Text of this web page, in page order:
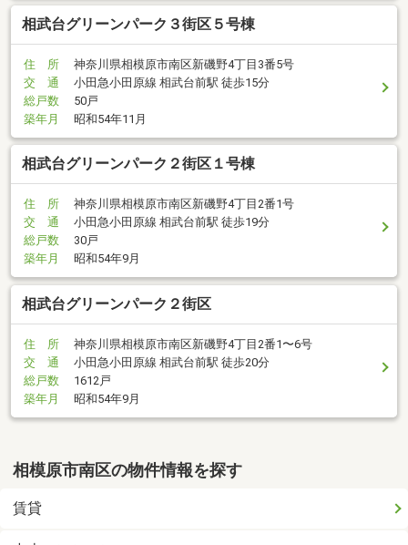
相武台グリーンパーク３街区５号棟
住 所
神奈川県相模原市南区新磯野4丁目3番5号
交 通
小田急小田原線 相武台前駅 徒歩15分
総戸数
50戸
築年月
昭和54年11月
相武台グリーンパーク２街区１号棟
住 所
神奈川県相模原市南区新磯野4丁目2番1号
交 通
小田急小田原線 相武台前駅 徒歩19分
総戸数
30戸
築年月
昭和54年9月
相武台グリーンパーク２街区
住 所
神奈川県相模原市南区新磯野4丁目2番1〜6号
交 通
小田急小田原線 相武台前駅 徒歩20分
総戸数
1612戸
築年月
昭和54年9月
相模原市南区の物件情報を探す
賃貸